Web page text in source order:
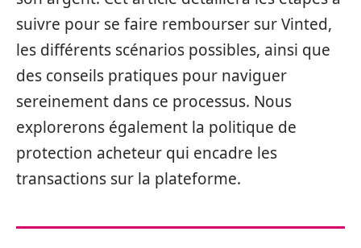
suivre pour se faire rembourser sur Vinted,
les différents scénarios possibles, ainsi que
des conseils pratiques pour naviguer
sereinement dans ce processus. Nous
explorerons également la politique de
protection acheteur qui encadre les
transactions sur la plateforme.